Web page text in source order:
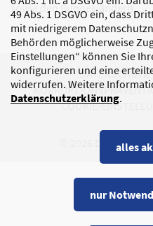
49 Abs. 1 DSGVO ein, dass
mit niedrigerem
Behörden möglicherweise
Einstellungen“ können Sie
konfigurieren und eine
widerrufen. Weitere
Datenschutzerklärung.
alles
nur
sowie den Bundesländern.
DATENSCHUTZ
COOKIE-
© 2026